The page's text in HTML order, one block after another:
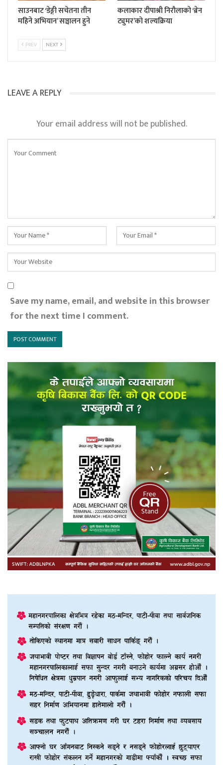
साउनबाट ‘डेङ्गी सचेतना तीन
महिने अभियान’ सञ्चालन हुने
कलाकार दीपाश्री निरौलाको ‘ब्रेन
ट्युमर’को शल्यक्रिया
PREV NEXT
LEAVE A REPLY
Your email address will not be published.
Save my name, email, and website in this browser
for the next time I comment.